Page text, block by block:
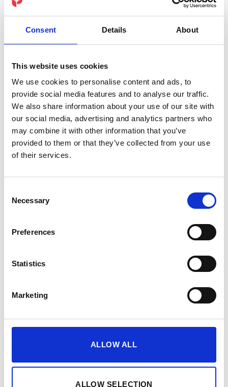
Consent Details About
This website uses cookies
We use cookies to personalise content and ads, to
provide social media features and to analyse our traffic.
We also share information about your use of our site with
our social media, advertising and analytics partners who
may combine it with other information that you’ve
provided to them or that they’ve collected from your use
of their services.
Selection
Necessary
Preferences
Statistics
Marketing
ALLOW ALL
ALLOW SELECTION
Nowy kombinezon przy transformacji sylwetki
Optymalna wydajność EMS mimo
transformacji sylwetki
Idealne dla